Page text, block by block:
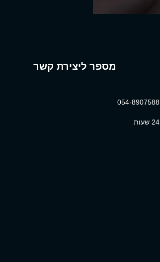
מספר ליצירת קשר
054-8907588
24 שעות